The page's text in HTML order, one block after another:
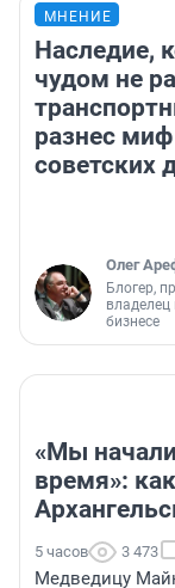
МНЕНИЕ
Наследие,
чудом не
разнес
советских
Олег
Блогер,
владелец
бизнесе
«Мы
время»:
5 часов 3 473
Медведицу